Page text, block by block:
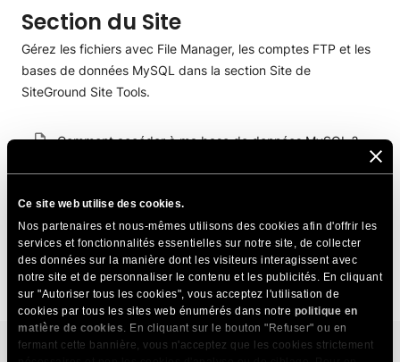
Ce site web utilise des cookies.
Nos partenaires et nous-mêmes utilisons des cookies afin d'offrir les
services et fonctionnalités essentielles sur notre site, de collecter
des données sur la manière dont les visiteurs interagissent avec
notre site et de personnaliser le contenu et les publicités. En cliquant
sur "Autoriser tous les cookies", vous acceptez l'utilisation de
cookies par tous les sites web énumérés dans notre politique en
matière de cookies. En cliquant sur le bouton "Refuser" ou en
fermant cette bannière, vous n'acceptez que les cookies strictement
Section du Site
Gérez les fichiers avec File Manager, les comptes FTP et les
bases de données MySQL dans la section Site de
SiteGround Site Tools.
Comment accéder à ma base de données MySQL ?
Comment créer, gérer et modifier des comptes FTP
dans Site Tools
Comment gérer mes fichiers via le gestionnaire de
fichiers ?